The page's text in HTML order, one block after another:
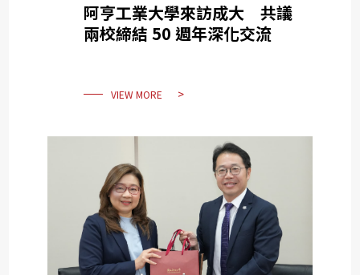
阿亨工業大學來訪成大 共議
兩校締結 50 週年深化交流
VIEW MORE